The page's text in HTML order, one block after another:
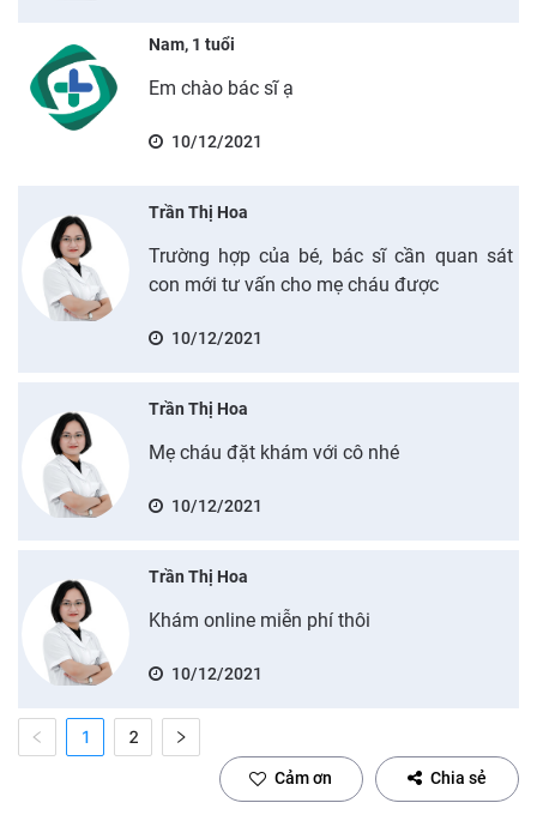
Nam, 1 tuổi
Em chào bác sĩ ạ
10/12/2021
Trần Thị Hoa
Trường hợp của bé, bác sĩ cần quan sát
con mới tư vấn cho mẹ cháu được
10/12/2021
Trần Thị Hoa
Mẹ cháu đặt khám với cô nhé
10/12/2021
Trần Thị Hoa
Khám online miễn phí thôi
10/12/2021
1 2
Cảm ơn Chia sẻ